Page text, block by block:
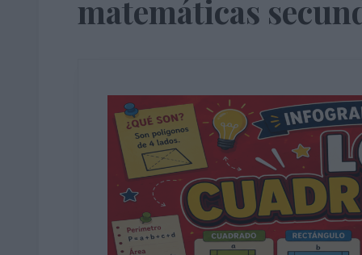
matemáticas